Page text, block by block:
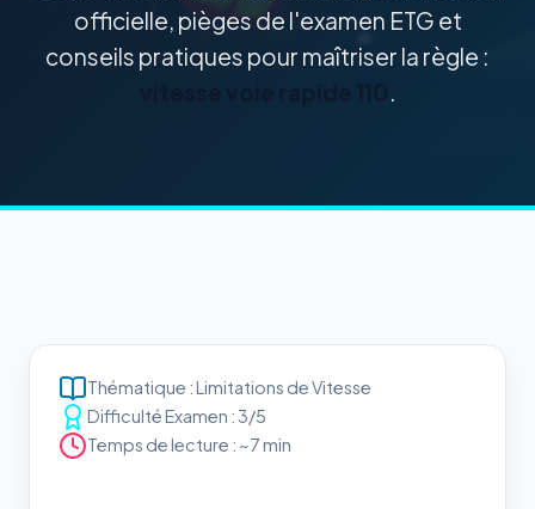
officielle, pièges de l'examen ETG et
conseils pratiques pour maîtriser la règle :
.
Thématique : Limitations de Vitesse
Difficulté Examen : 3/5
Temps de lecture : ~7 min